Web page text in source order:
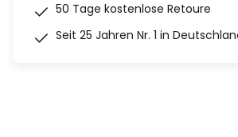
50 Tage kostenlose Retoure
Seit 25 Jahren Nr. 1 in